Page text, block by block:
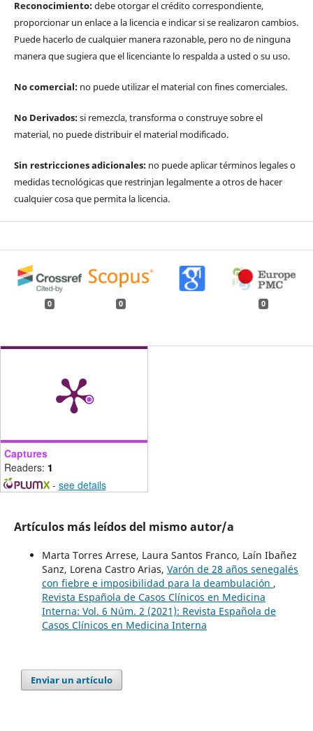
Reconocimiento:debe otorgar el crédito correspondiente,
proporcionar un enlace a la licencia e indicar si se realizaron cambios.
Puede hacerlo de cualquier manera razonable, pero no de ninguna
manera que sugiera que el licenciante lo respalda a usted o su uso.
No comercial:no puede utilizar el material con fines comerciales.
No Derivados:si remezcla, transforma o construye sobre el
material, no puede distribuir el material modificado.
Sin restricciones adicionales:no puede aplicar términos legales o
medidas tecnológicas que restrinjan legalmente a otros de hacer
cualquier cosa que permita la licencia.
0 0 0
Captures
Readers: 1
- see details
Artículos más leídos del mismo autor/a
Marta Torres Arrese, Laura Santos Franco, Laín Ibañez
Sanz, Lorena Castro Arias, Varón de 28 años senegalés
con fiebre e imposibilidad para la deambulación ,
Revista Española de Casos Clínicos en Medicina
Interna: Vol. 6 Núm. 2 (2021): Revista Española de
Casos Clínicos en Medicina Interna
Enviar un artículo